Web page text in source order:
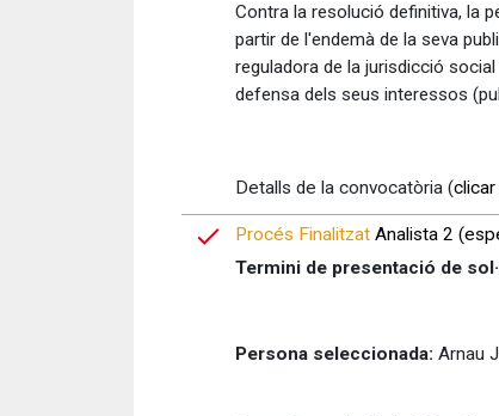
Contra la resolució definitiva, la
partir de l'endemà de la seva
reguladora de la jurisdicció
defensa dels seus interessos
Detalls de la convocatòria (clicar
Procés Finalitzat Analista 2
Termini de presentació de
Persona seleccionada: Arnau